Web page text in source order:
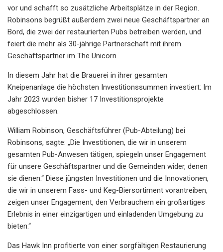
vor und schafft so zusätzliche Arbeitsplätze in der Region.
Robinsons begrüßt außerdem zwei neue Geschäftspartner an
Bord, die zwei der restaurierten Pubs betreiben werden, und
feiert die mehr als 30-jährige Partnerschaft mit ihrem
Geschäftspartner im The Unicorn.
In diesem Jahr hat die Brauerei in ihrer gesamten
Kneipenanlage die höchsten Investitionssummen investiert: Im
Jahr 2023 wurden bisher 17 Investitionsprojekte
abgeschlossen.
William Robinson, Geschäftsführer (Pub-Abteilung) bei
Robinsons, sagte: „Die Investitionen, die wir in unserem
gesamten Pub-Anwesen tätigen, spiegeln unser Engagement
für unsere Geschäftspartner und die Gemeinden wider, denen
sie dienen.“ Diese jüngsten Investitionen und die Innovationen,
die wir in unserem Fass- und Keg-Biersortiment vorantreiben,
zeigen unser Engagement, den Verbrauchern ein großartiges
Erlebnis in einer einzigartigen und einladenden Umgebung zu
bieten.“
Das Hawk Inn profitierte von einer sorgfältigen Restaurierung